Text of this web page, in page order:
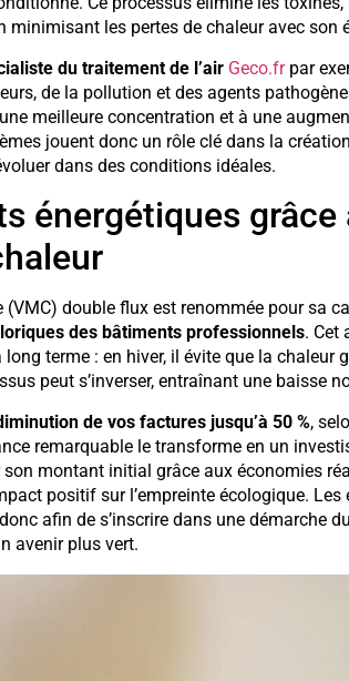
minimisant les pertes de chaleur avec son
du traitement de l’air Geco.frpar
de la pollution et des agents
meilleure concentration et à une
jouent donc un rôle clé dans la
dans des conditions idéales.
énergétiques grâce
double flux est renommée pour sa
des bâtiments professionnels. Cet
terme : en hiver, il évite que la chaleur
peut s’inverser, entraînant une baisse
de vos factures jusqu’à 50 %,
remarquable le transforme en un
son montant initial grâce aux économies
positif sur l’empreinte écologique. Les
afin de s’inscrire dans une démarche
avenir plus vert.